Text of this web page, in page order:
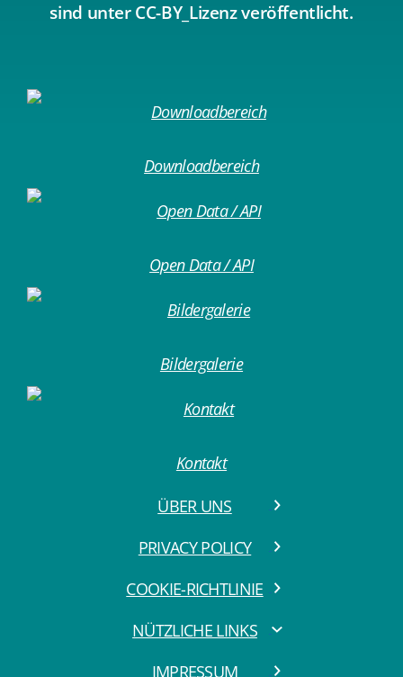
sind unter CC-BY_Lizenz veröffentlicht.
Downloadbereich
Open Data / API
Bildergalerie
Kontakt
ÜBER UNS
PRIVACY POLICY
COOKIE-RICHTLINIE
NÜTZLICHE LINKS
IMPRESSUM